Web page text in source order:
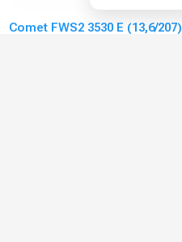
Comet FWS2 3530 E (13,6/207)